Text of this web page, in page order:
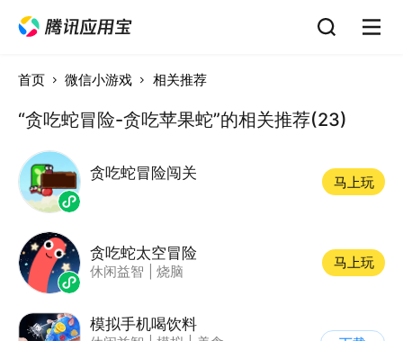
首页 微信小游戏 相关推荐
“贪吃蛇冒险-贪吃苹果蛇”的相关推荐(23)
贪吃蛇冒险闯关
马上玩
贪吃蛇太空冒险
休闲益智 烧脑
马上玩
模拟手机喝饮料